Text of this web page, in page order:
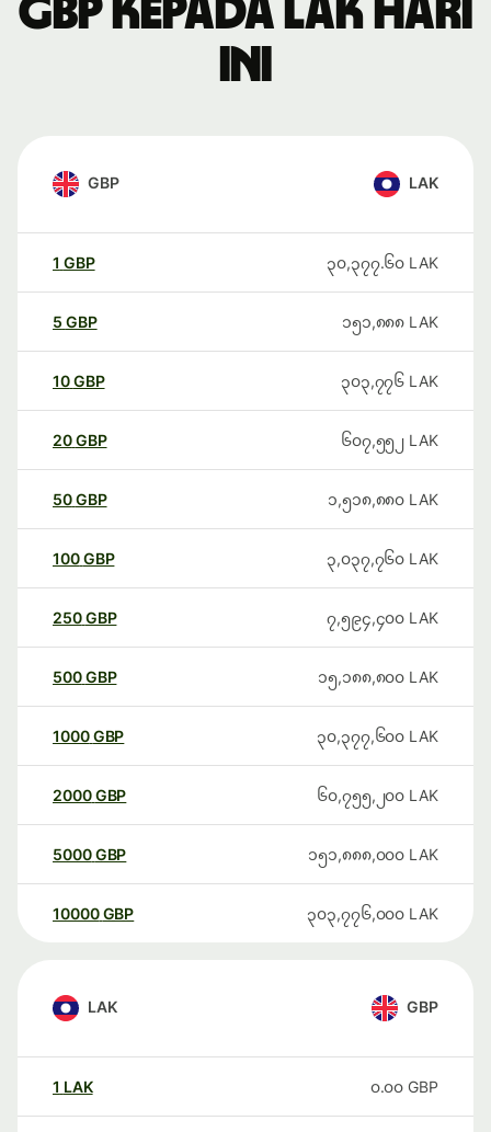
GBP kepada LAK hari
ini
GBP LAK
1 GBP ၃၀,၃၇၇.၆၀ LAK
5 GBP ၁၅၁,၈၈၈ LAK
10GBP ၃၀၃,၇၇၆ LAK
20GBP ၆၀၇,၅၅၂ LAK
50GBP ၁,၅၁၈,၈၈၀ LAK
100GBP ၃,၀၃၇,၇၆၀ LAK
250GBP ၇,၅၉၄,၄၀၀ LAK
500GBP ၁၅,၁၈၈,၈၀၀ LAK
1000GBP ၃၀,၃၇၇,၆၀၀ LAK
2000GBP ၆၀,၇၅၅,၂၀၀ LAK
5000GBP ၁၅၁,၈၈၈,၀၀၀ LAK
10000 GBP ၃၀၃,၇၇၆,၀၀၀ LAK
LAK GBP
1 LAK ၀.၀၀ GBP